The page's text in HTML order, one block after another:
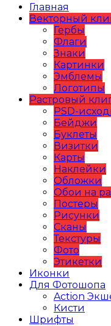
Главная
Векторный
Гербы
Флаги
Знаки
Картинки
Эмблемы
Логотипы
Растровый
PSD-
Бейджи
Буклеты
Визитки
Карты
Наклейки
Обложки
Обои на
Постеры
Рисунки
Сканы
Текстуры
Фото
Этикетки
Иконки
Для Фотошопа
Action
Кисти
Шрифты